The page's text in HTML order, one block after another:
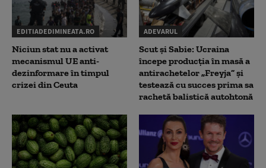
EDITIADEDIMINEATA.RO
Niciun stat nu a activat
mecanismul UE anti-
dezinformare în timpul
crizei din Ceuta
ADEVARUL
Scut și Sabie: Ucraina
începe producția în masă a
antirachetelor „Freyja” și
testează cu succes prima sa
rachetă balistică autohtonă